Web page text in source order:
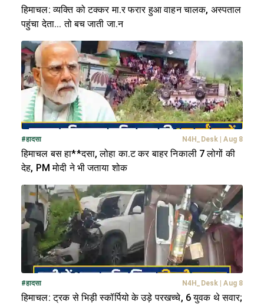
हिमाचल: व्यक्ति को टक्कर मा.र फरार हुआ वाहन चालक, अस्पताल
पहुंचा देता... तो बच जाती जा.न
#हादसा N4H_Desk | Aug 8
हिमाचल बस हा**दसा, लोहा का.ट कर बाहर निकाली 7 लोगों की
देह, PM मोदी ने भी जताया शोक
#हादसा N4H_Desk | Aug 8
हिमाचल: ट्रक से भिड़ी स्कॉर्पियो के उड़े परखच्चे, 6 युवक थे सवार;